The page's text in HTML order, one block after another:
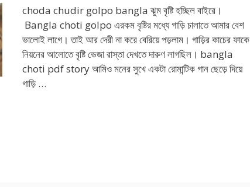
choda chudir golpo bangla ঝুম বৃষ্টি হচ্ছিল বাইরে।
Bangla choti golpo এরকম বৃষ্টির মধ্যে গাড়ি চালাতে আমার বেশ
ভালোই লাগে। তাই আর দেরী না করে বেরিয়ে পড়লাম। গাড়ির কাচের ফাকে
নিয়নের আলোতে বৃষ্টি ভেজা রাস্তা দেখতে দারুণ লাগছিল। bangla
choti pdf story আমিও মনের সুখে একটা রোমান্টিক গান ছেড়ে দিয়ে
গাড়ি …